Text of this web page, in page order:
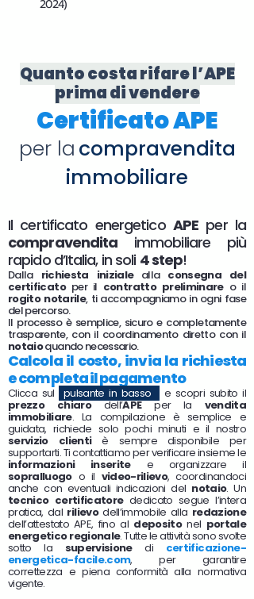
2024)
Quanto costa rifare l’APE
prima di vendere
Certificato APE
per la compravendita
immobiliare
Il certificato energetico APE per la
compravendita immobiliare più
rapido d’Italia, in soli 4 step!
Dalla richiesta inizialealla consegna del
certificatoper il contratto preliminareo il
rogito notarile, ti accompagniamo in ogni fase
del percorso.
Il processo è semplice, sicuro e completamente
trasparente, con il coordinamento diretto con il
notaioquando necessario.
Calcola il costo, invia la richiesta
e completa il pagamento
Clicca sul pulsante in basso e scopri subito il
prezzo chiarodell’APEper la vendita
immobiliare. La compilazione è semplice e
guidata, richiede solo pochi minuti e il nostro
servizio clientiè sempre disponibile per
supportarti. Ti contattiamo per verificare insieme le
informazioni inseritee organizzare il
sopralluogoo il video-rilievo, coordinandoci
anche con eventuali indicazioni del notaio. Un
tecnico certificatorededicato segue l’intera
pratica, dal rilievodell’immobile alla redazione
dell’attestato APE, fino al depositonel portale
energetico regionale. Tutte le attività sono svolte
sotto la supervisionedi certificazione-
energetica-facile.com, per garantire
correttezza e piena conformità alla normativa
vigente.